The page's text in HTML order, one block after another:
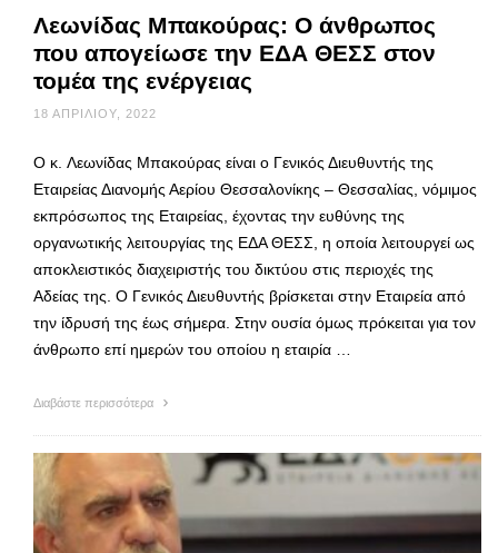
Λεωνίδας Μπακούρας: Ο άνθρωπος
που απογείωσε την ΕΔΑ ΘΕΣΣ στον
τομέα της ενέργειας
18 ΑΠΡΙΛΊΟΥ, 2022
Ο κ. Λεωνίδας Μπακούρας είναι ο Γενικός Διευθυντής της
Εταιρείας Διανομής Αερίου Θεσσαλονίκης – Θεσσαλίας, νόμιμος
εκπρόσωπος της Εταιρείας, έχοντας την ευθύνης της
οργανωτικής λειτουργίας της ΕΔΑ ΘΕΣΣ, η οποία λειτουργεί ως
αποκλειστικός διαχειριστής του δικτύου στις περιοχές της
Αδείας της. Ο Γενικός Διευθυντής βρίσκεται στην Εταιρεία από
την ίδρυσή της έως σήμερα. Στην ουσία όμως πρόκειται για τον
άνθρωπο επί ημερών του οποίου η εταιρία …
Διαβάστε περισσότερα